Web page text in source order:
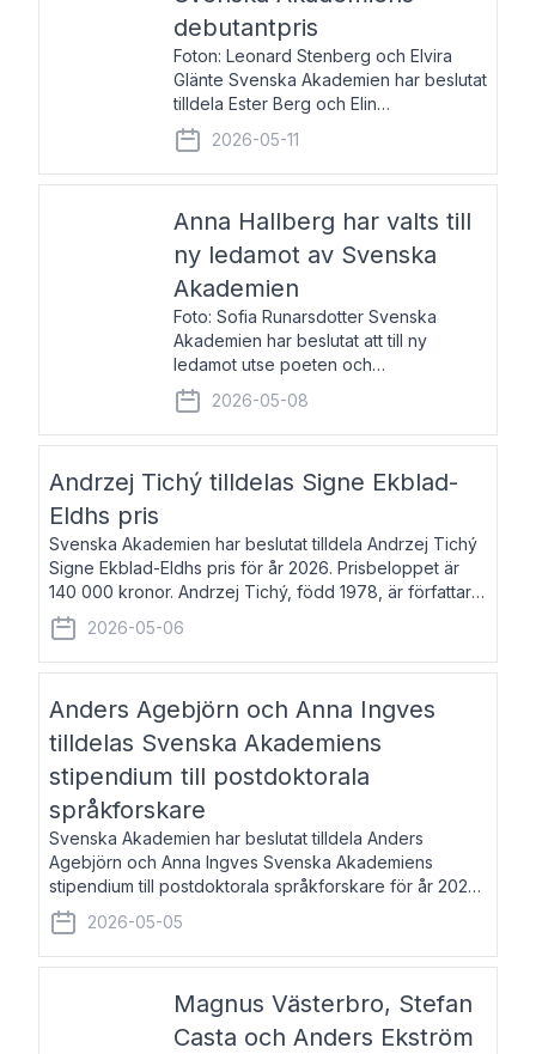
debutantpris
Foton: Leonard Stenberg och Elvira
Glänte Svenska Akademien har beslutat
tilldela Ester Berg och Elin
Michaelsdotter Svenska Akademiens
debutantpris för år 2026. Priset är
nyinstiftat och syftar till att lyfta fram
2026-05-11
Anna Hallberg har valts till
ny ledamot av Svenska
Akademien
Foto: Sofia Runarsdotter Svenska
Akademien har beslutat att till ny
ledamot utse poeten och
litteraturkritikern Anna Hallberg. Hon
efterträder poeten Tua Forsström på
stol 18 och kommer att ta sitt inträde vid
2026-05-08
Andrzej Tichý tilldelas Signe Ekblad-
Eldhs pris
Svenska Akademien har beslutat tilldela Andrzej Tichý
Signe Ekblad-Eldhs pris för år 2026. Prisbeloppet är
140 000 kronor. Andrzej Tichý, född 1978, är författare
och kulturskribent. Han debuterade 2005 med den
lovordade romanen Sex liter l
2026-05-06
Anders Agebjörn och Anna Ingves
tilldelas Svenska Akademiens
stipendium till postdoktorala
språkforskare
Svenska Akademien har beslutat tilldela Anders
Agebjörn och Anna Ingves Svenska Akademiens
stipendium till postdoktorala språkforskare för år 2026.
Stipendiebeloppet är 75 000 kronor per mottagare.
Anders Agebjörn, född 1984, är universitet
2026-05-05
Magnus Västerbro, Stefan
Casta och Anders Ekström